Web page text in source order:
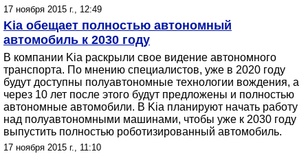
17 ноября 2015 г., 12:49
Kia обещает полностью автономный
автомобиль к 2030 году
В компании Kia раскрыли свое видение автономного
транспорта. По мнению специалистов, уже в 2020 году
будут доступны полуавтономные технологии вождения, а
через 10 лет после этого будут предложены и полностью
автономные автомобили. В Kia планируют начать работу
над полуавтономными машинами, чтобы уже к 2030 году
выпустить полностью роботизированный автомобиль.
17 ноября 2015 г., 11:10